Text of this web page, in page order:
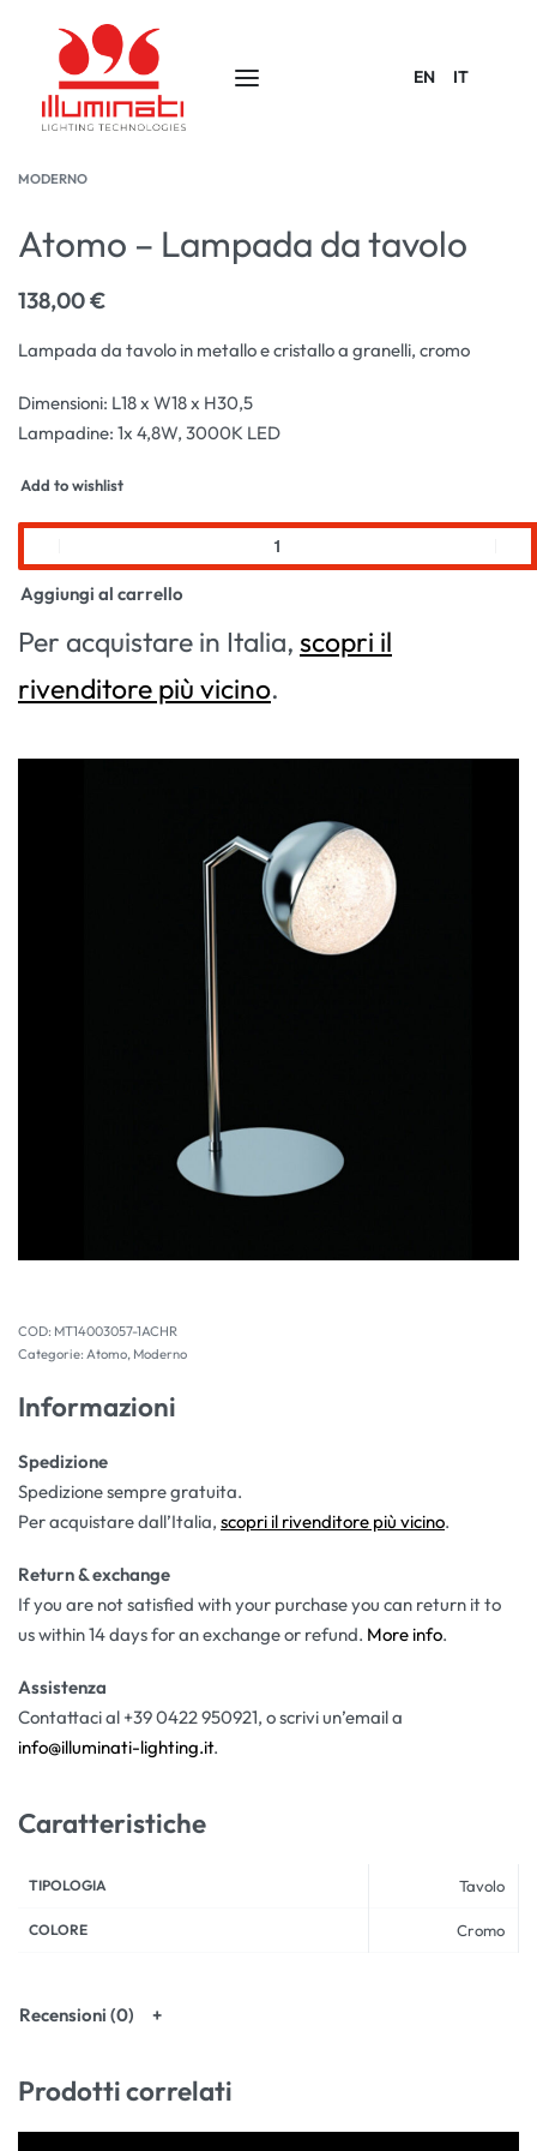
EN IT
MODERNO
Atomo – Lampada da tavolo
138,00€
Lampada da tavolo in metallo e cristallo a granelli, cromo
Dimensioni: L18 x W18 x H30,5
Lampadine: 1x 4,8W, 3000K LED
Add to wishlist
Aggiungi al carrello
Per acquistare in Italia, scopri il
rivenditore più vicino.
MT14003057-1ACHR
Categorie: Atomo, Moderno
Informazioni
Spedizione
Spedizione sempre gratuita.
Per acquistare dall’Italia, scopri il rivenditore più vicino.
Return & exchange
If you are not satisfied with your purchase you can return it to
us within 14 days for an exchange or refund. More info.
Assistenza
Contattaci al +39 0422 950921, o scrivi un’email a
info@illuminati-lighting.it.
Caratteristiche
TIPOLOGIA Tavolo
COLORE Cromo
Recensioni (0)
Prodotti correlati